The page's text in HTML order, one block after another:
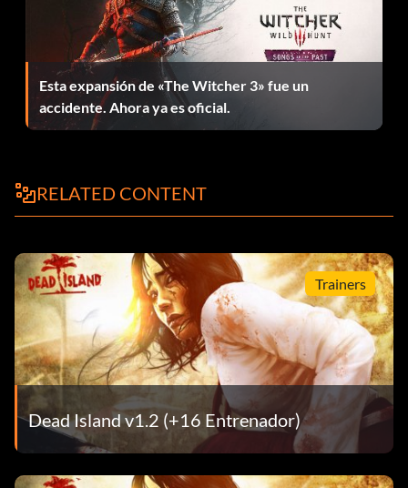
Objetivo: Unirse a la partida de otro jugador.
Knock, knock
Objetivo: Romper una puerta cerrada con el primer golpe.
Aprendiendo el oficio
Karma-geddon
Objetivo: Mata a 50 zombis usando un vehículo.
Cardio
Objetivo: Recorrer una distancia de 20 kilómetros a pie.
Esta expansión de «The Witcher 3» fue un
accidente. Ahora ya es oficial.
RELATED CONTENT
Trainers
Dead Island v1.2 (+16 Entrenador)